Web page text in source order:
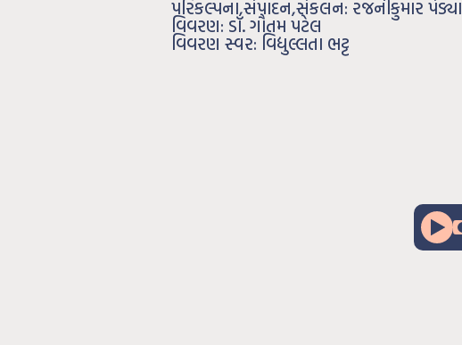
પરિકલ્પના,સંપાદન,સંકલન: રજનીકુમાર પંડ્યા
વિવરણ: ડૉ. ગૌતમ પટેલ
વિવરણ સ્વર: વિદ્યુલ્લતા ભટ્ટ